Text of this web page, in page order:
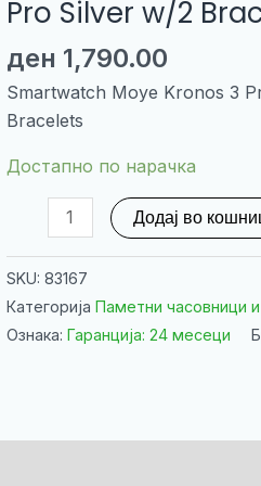
Pro Silver w/2
ден 1,790.00
Smartwatch Moye Kronos 3
Bracelets
Достапно по нарачка
Smartwatch
Moye
количина
Додај во
SKU: 83167
Категорија Паметни часовници
Ознака: Гаранција: 24 месеци